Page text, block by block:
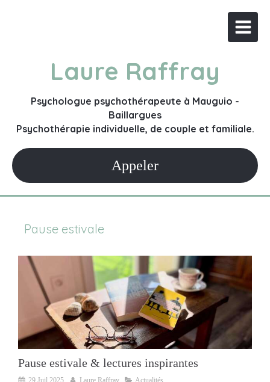
Laure Raffray
Psychologue psychothérapeute à Mauguio -
Baillargues
Psychothérapie individuelle, de couple et familiale.
Appeler
Pause estivale
Pause estivale & lectures inspirantes
29 Juil 2025 Laure Raffray Actualités